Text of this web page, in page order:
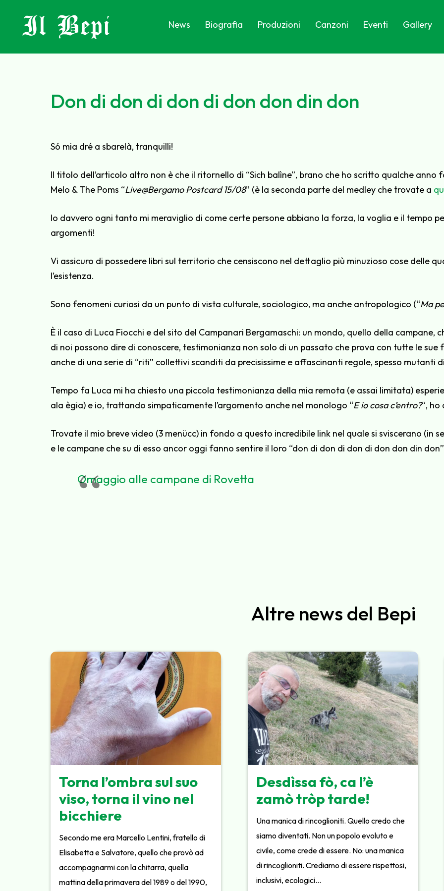
Il Bepi News Biografia Produzioni Canzoni Eventi Gallery
Don di don di don di don don din don
Só mia dré a sbarelà, tranquilli!
Il titolo dell’articolo altro non è che il ritornello di “Sich balìne”, brano che ho scritto qualche
Melo & The Poms “Live@Bergamo Postcard 15/08” (è la seconda parte del medley che trovate a
Io davvero ogni tanto mi meraviglio di come certe persone abbiano la forza, la voglia e il tempo
argomenti!
Vi assicuro di possedere libri sul territorio che censiscono nel dettaglio più minuzioso cose delle
l’esistenza.
Sono fenomeni curiosi da un punto di vista culturale, sociologico, ma anche antropologico (“Ma
È il caso di Luca Fiocchi e del sito del Campanari Bergamaschi: un mondo, quello della campane,
di noi possono dire di conoscere, testimonianza non solo di un passato che prova con tutte le
anche di una serie di “riti” collettivi scanditi da precisissime e affascinanti regole, spesso mutanti
Tempo fa Luca mi ha chiesto una piccola testimonianza della mia remota (e assai limitata)
ala ègia) e io, trattando simpaticamente l’argomento anche nel monologo “E io cosa c’entro?“,
Trovate il mio breve video (3 menücc) in fondo a questo incredibile link nel quale si sviscerano (in
e le campane che su di esso ancor oggi fanno sentire il loro “don di don di don di don don din
Omaggio alle campane di Rovetta
Altre news del Bepi
Torna l’ombra sul suo
viso, torna il vino nel
bicchiere
Secondo me era Marcello Lentini, fratello di
Elisabetta e Salvatore, quello che provò ad
accompagnarmi con la chitarra, quella
mattina della primavera del 1989 o del 1990,
Desdìssa fò, ca l’è
zamò tròp tarde!
Una manica di rincoglioniti. Quello credo che
siamo diventati. Non un popolo evoluto e
civile, come crede di essere. No: una manica
di rincoglioniti. Crediamo di essere rispettosi,
inclusivi, ecologici…